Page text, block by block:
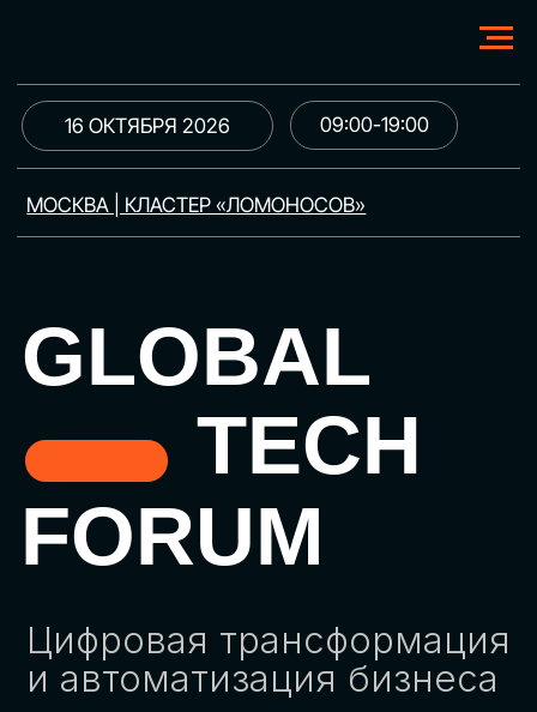
МОСКВА | КЛАСТЕР «ЛОМОНОСОВ»
GLOBAL
TECH
FORUM
Цифровая трансформация
и автоматизация бизнеса
ЗАРЕГИСТРИРОВАТЬСЯ
09:00-19:00
16 ОКТЯБРЯ 2026